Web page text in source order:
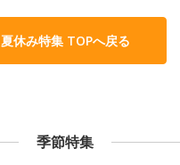
夏休み特集 TOPへ戻る
季節特集